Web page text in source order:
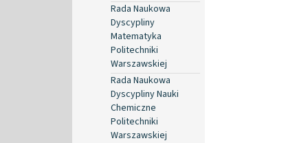
Rada Naukowa
Dyscypliny
Matematyka
Politechniki
Warszawskiej
Rada Naukowa
Dyscypliny Nauki
Chemiczne
Politechniki
Warszawskiej